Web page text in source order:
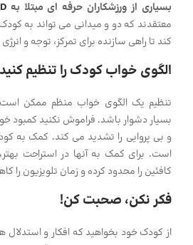
بسیاری از ورزشکاران حرفه ای مبتلا به
معتقدند که دو و میدانی می تواند به
کند تا راهی سازنده برای تمرکز، توجه و
الگوی خواب کودک را تنظیم کنید
تنظیم یک الگوی خواب منظم ممکن
بسیار دشوار باشد. فراموش نکنید کمبود
و بی پروایی را تشدید می کند. کمک به
است. برای کمک به آنها در استراحت
کافئین را محدود کرده و زمان تلویزیون را
فکر نکن، صحبت کن!
از کودک خود بخواهید که افکار و